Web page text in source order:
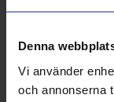
Denna
Vi använder
och annonserna